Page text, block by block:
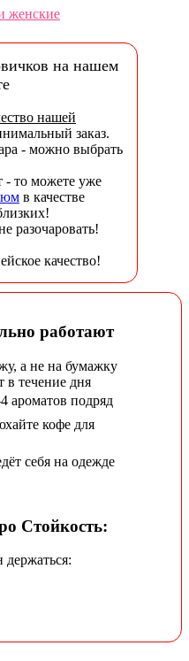
женские
на нашем
нашей
заказ.
- можно выбрать
- то можете уже
в качестве
разочаровать!
качество!
работают
а не на бумажку
в течение дня
ароматов подряд
кофе для
себя на одежде
Стойкость: